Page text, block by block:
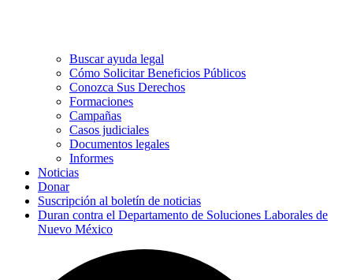
Buscar ayuda legal
Cómo Solicitar Beneficios Públicos
Conozca Sus Derechos
Formaciones
Campañas
Casos judiciales
Documentos legales
Informes
Noticias
Donar
Suscripción al boletín de noticias
Duran contra el Departamento de Soluciones Laborales de
Nuevo México